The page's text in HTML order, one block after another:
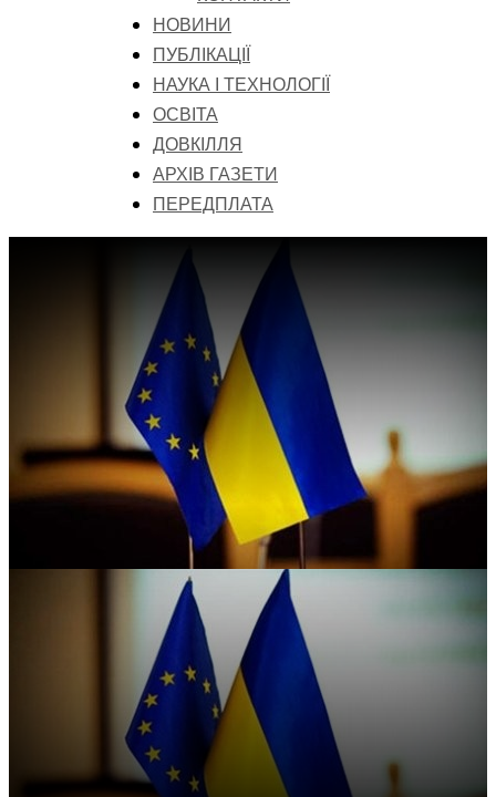
НОВИНИ
ПУБЛІКАЦІЇ
НАУКА І ТЕХНОЛОГІЇ
ОСВІТА
ДОВКІЛЛЯ
АРХІВ ГАЗЕТИ
ПЕРЕДПЛАТА